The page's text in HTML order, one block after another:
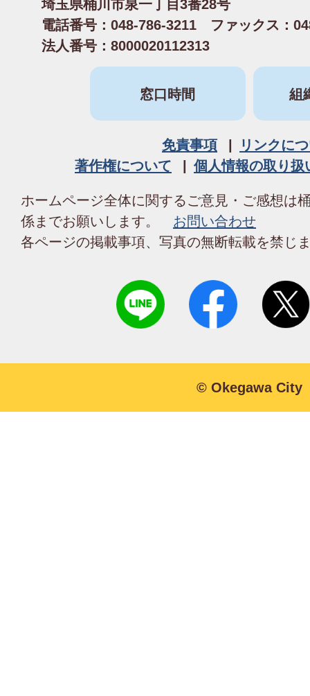
埼玉県桶川市泉一丁目3番28号
電話番号：048-786-3211 ファックス：
法人番号：8000020112313
窓口時間 組
免責事項
リンクに
著作権について
個人情報の取り扱
ホームページ全体に関するご意見・ご感想は
係までお願いします。 お問い合わせ
各ページの掲載事項、写真の無断転載を禁じ
© Okegawa City